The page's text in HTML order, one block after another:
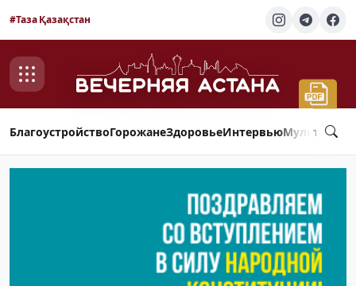
#Таза Қазақстан
БлагоустройствоГорожанеЗдоровьеИнтервью